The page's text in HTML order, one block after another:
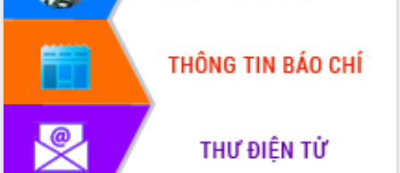
Thủ tướng Chính phủ Phạm Minh Chính
kiểm tra, chỉ đạo hoàn thành các dự
án cao tốc và thăm khu tái định cư tại
Đắk Lắk
Sôi nổi Hội đua ngựa truyền thống Gò
Thì Thùng mừng Xuân Bính Ngọ 2026
Lãnh đạo tỉnh dâng hương tưởng niệm
tại Đập Đồng Cam đầu Xuân Bính Ngọ
Ngành nông nghiệp phấn đấu tăng